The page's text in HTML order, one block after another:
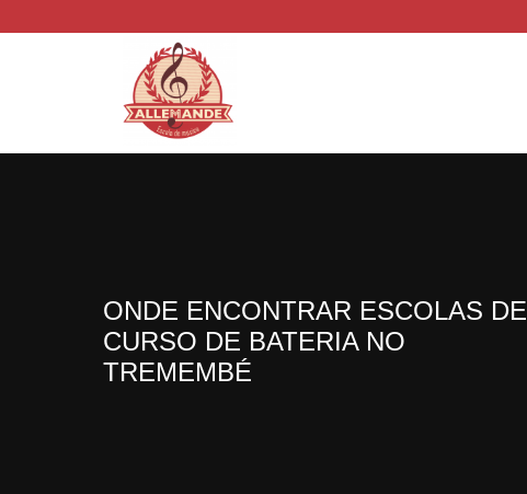
ONDE ENCONTRAR ESCOLAS DE
CURSO DE BATERIA NO
TREMEMBÉ